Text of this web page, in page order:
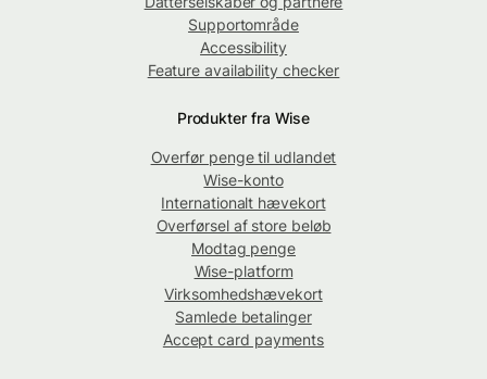
Supportområde
Accessibility
Feature availability checker
Produkter fra Wise
Overfør penge til udlandet
Wise-konto
Internationalt hævekort
Overførsel af store beløb
Modtag penge
Wise-platform
Virksomhedshævekort
Samlede betalinger
Accept card payments